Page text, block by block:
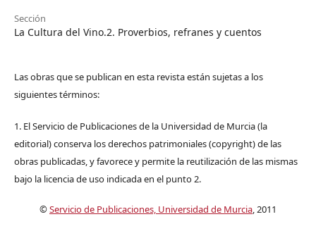
Sección
La Cultura del Vino.2. Proverbios, refranes y cuentos
Las obras que se publican en esta revista están sujetas a los
siguientes términos:
1. El Servicio de Publicaciones de la Universidad de Murcia (la
editorial) conserva los derechos patrimoniales (copyright) de las
obras publicadas, y favorece y permite la reutilización de las mismas
bajo la licencia de uso indicada en el punto 2.
©Servicio de Publicaciones, Universidad de Murcia , 2011